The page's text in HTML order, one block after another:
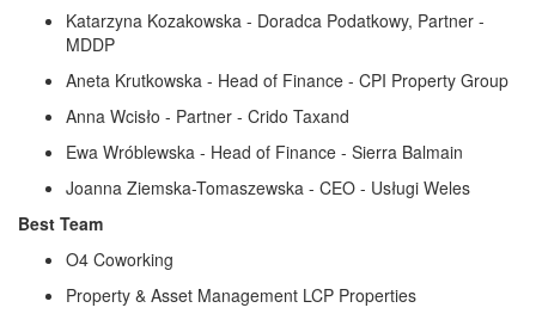
Katarzyna Kozakowska - Doradca Podatkowy, Partner -
MDDP
Aneta Krutkowska - Head of Finance - CPI Property Group
Anna Wcisło - Partner - Crido Taxand
Ewa Wróblewska - Head of Finance - Sierra Balmain
Joanna Ziemska-Tomaszewska - CEO - Usługi Weles
Best Team
O4 Coworking
Property & Asset Management LCP Properties